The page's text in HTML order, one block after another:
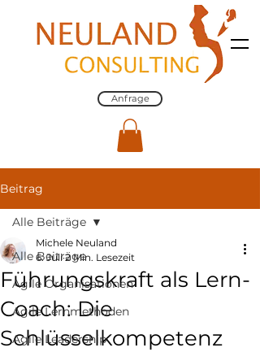
Anfrage
Beitrag
Alle Beiträge
Agile Organisationen
Agile Lernmethoden
Agile Leadership
Alle Beiträge
Führungskraft als Lern-
Coach: Die
Schlüsselkompetenz
Michele Neuland
6. Juli 2 Min. Lesezeit